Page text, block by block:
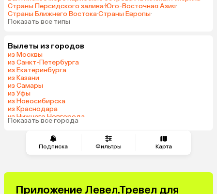
Подписка Фильтры Карта
Страны Персидского залива·Юго-Восточная Азия·
Страны Ближнего Востока·Страны Европы·
Показать все типы
Вылеты из городов
из Москвы
из Санкт-Петербурга
из Екатеринбурга
из Казани
из Самары
из Уфы
из Новосибирска
из Краснодара
из Нижнего Новгорода
из Перми
Показать все города
Приложение Левел.Тревел для